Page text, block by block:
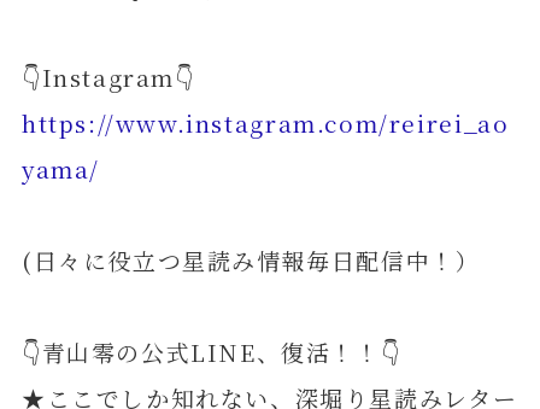
👇Instagram👇
https://www.instagram.com/reirei_ao
yama/
(日々に役立つ星読み情報毎日配信中！）
👇青山零の公式LINE、復活！！👇
★ここでしか知れない、深堀り星読みレター